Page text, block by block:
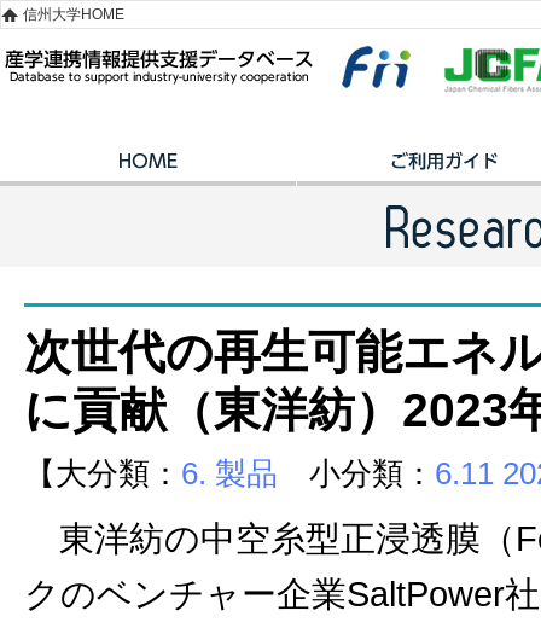
信州大学HOME
次世代の再生可能エネ
に貢献（東洋紡）2023
【大分類： 6. 製品 小分類： 6.11
東洋紡の中空糸型正浸透膜（
クのベンチャー企業SaltPower